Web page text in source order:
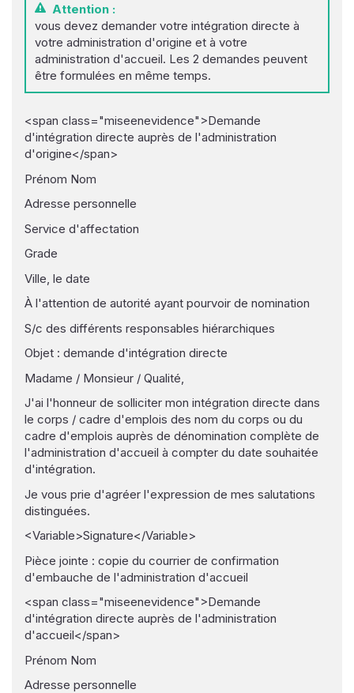
Attention :
vous devez demander votre intégration directe à
votre administration d'origine et à votre
administration d'accueil. Les 2 demandes peuvent
être formulées en même temps.
<span class="miseenevidence">Demande
d'intégration directe auprès de l'administration
d'origine</span>
Prénom Nom
Adresse personnelle
Service d'affectation
Grade
Ville, le date
À l'attention de autorité ayant pourvoir de nomination
S/c des différents responsables hiérarchiques
Objet : demande d'intégration directe
Madame / Monsieur / Qualité,
J'ai l'honneur de solliciter mon intégration directe dans
le corps / cadre d'emplois des nom du corps ou du
cadre d'emplois auprès de dénomination complète de
l'administration d'accueil à compter du date souhaitée
d'intégration.
Je vous prie d'agréer l'expression de mes salutations
distinguées.
<Variable>Signature</Variable>
Pièce jointe : copie du courrier de confirmation
d'embauche de l'administration d'accueil
<span class="miseenevidence">Demande
d'intégration directe auprès de l'administration
d'accueil</span>
Prénom Nom
Adresse personnelle